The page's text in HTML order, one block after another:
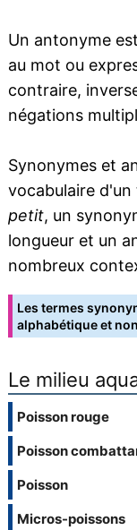
Un antonyme
au mot ou
contraire,
négations
Synonymes et
vocabulaire
petit, un
longueur et un
nombreux
Les termes
alphabétique et
Le milieu
Poisson rouge
Poisson
Poisson
Micros-poissons